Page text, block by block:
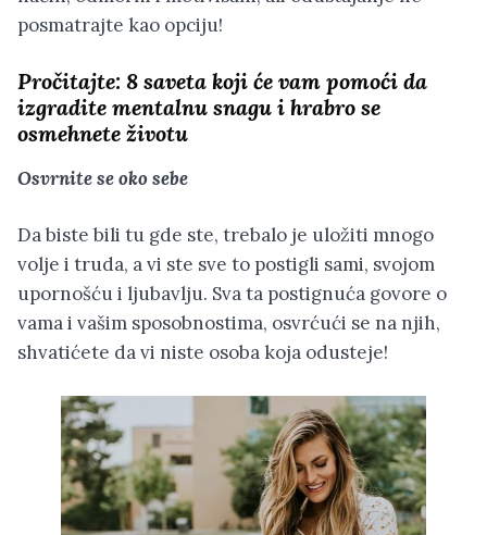
posmatrajte kao opciju!
Pročitajte: 8 saveta koji će vam pomoći da
izgradite mentalnu snagu i hrabro se
osmehnete životu
Osvrnite se oko sebe
Da biste bili tu gde ste, trebalo je uložiti mnogo
volje i truda, a vi ste sve to postigli sami, svojom
upornošću i ljubavlju. Sva ta postignuća govore o
vama i vašim sposobnostima, osvrćući se na njih,
shvatićete da vi niste osoba koja odusteje!